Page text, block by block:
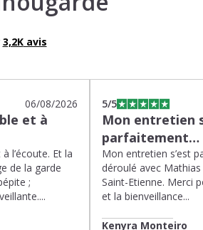
3,2Kavis
06/08/2026
et à
l’écoute. Et la
de la garde
;
5/5
Mon entretien
parfaitement…
Mon entretien s’est
déroulé avec Mathias
Saint-Etienne. Merci
et la bienveillance...
Kenyra Monteiro